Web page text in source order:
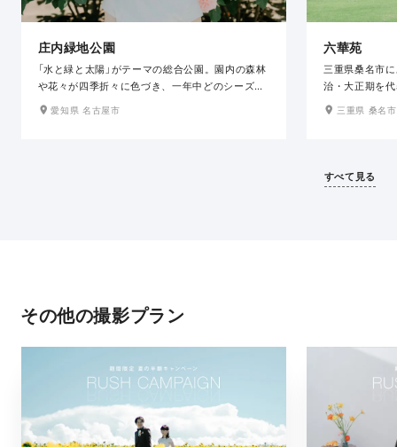
庄内緑地公園
「水と緑と太陽」がテーマの総合公園。園内の森林
や花々が四季折々に色づき、一年中どのシーズン
に訪れても見どころがある自然美溢れるフォトス
ポットです。特に桜シーズンは、園内に植えられ
愛知県 名古屋市
六華苑
三重県桑名市
治・大正期を
計で有形な建
和風建築、四
で、和装・洋
な撮影が楽し
三重県 桑名市
すべて見る
その他の撮影プラン